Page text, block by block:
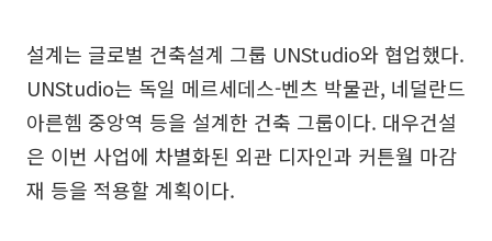
설계는 글로벌 건축설계 그룹 UNStudio와 협업했다.
UNStudio는 독일 메르세데스-벤츠 박물관, 네덜란드
아른헴 중앙역 등을 설계한 건축 그룹이다. 대우건설
은 이번 사업에 차별화된 외관 디자인과 커튼월 마감
재 등을 적용할 계획이다.